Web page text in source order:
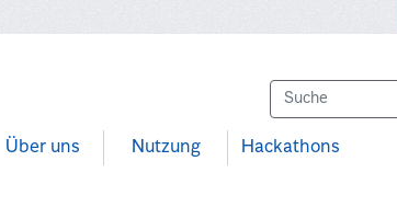
Über uns Nutzung Hackathons